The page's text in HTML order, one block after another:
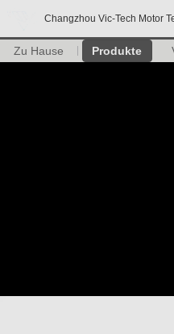
Changzhou Vic-Tech Motor
Zu Hause Produkte